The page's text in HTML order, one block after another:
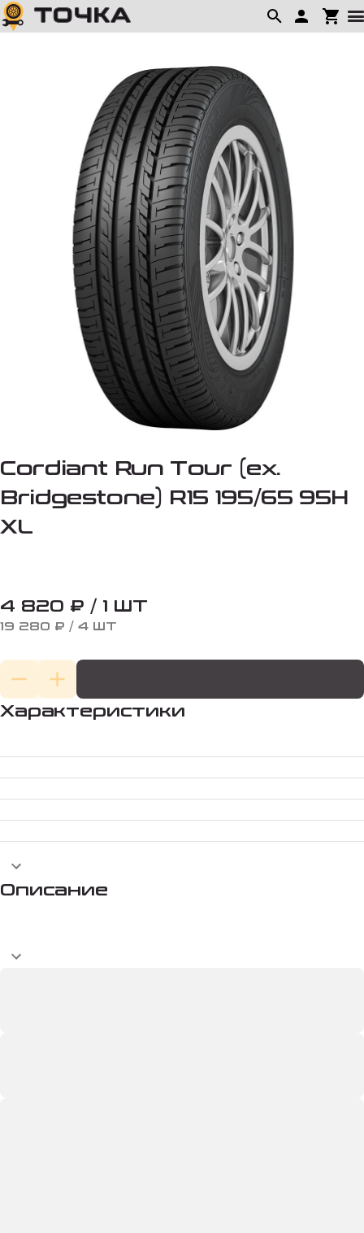
Cordiant Run Tour (ex.
Bridgestone) R15 195/65 95H
XL
4 820 ₽ / 1 ШТ
19 280 ₽ / 4 ШТ
Характеристики
Описание